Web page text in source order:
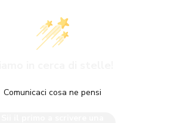
Comunicaci cosa ne pensi